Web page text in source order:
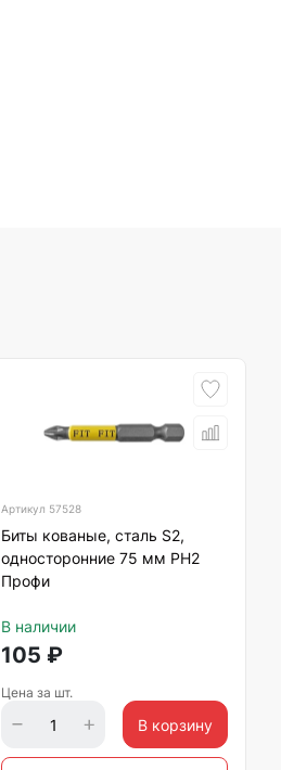
Артикул 57528
Биты кованые, сталь S2,
односторонние 75 мм РН2
Профи
В наличии
105 ₽
Цена за шт.
В корзину